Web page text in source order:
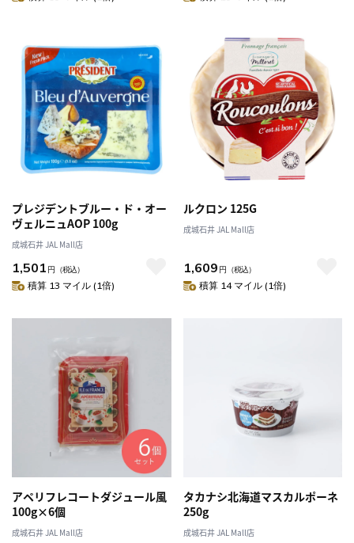
プレジデントブルー・ド・オー
ヴェルニュAOP 100g
成城石井 JAL Mall店
1,501 円 （税込）
積算 13 マイル (1倍)
ルクロン 125G
成城石井 JAL Mall店
1,609 円 （税込）
積算 14 マイル (1倍)
アペリフレコートダジュール風
100g×6個
成城石井 JAL Mall店
タカナシ北海道マスカルポーネ
250g
成城石井 JAL Mall店